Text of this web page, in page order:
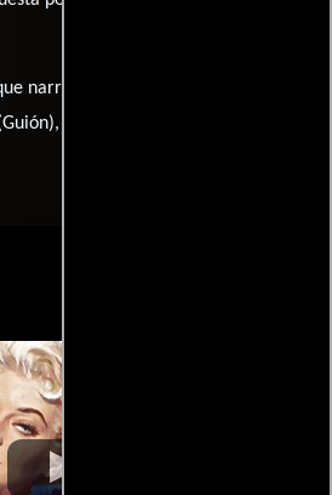
narra esta obra está compartida